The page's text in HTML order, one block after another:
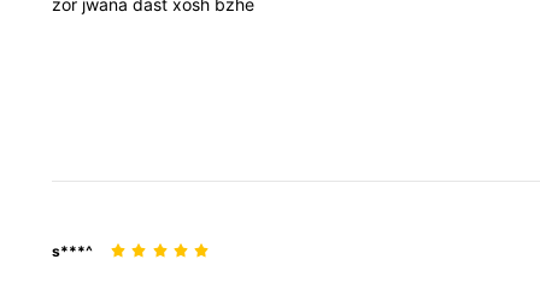
s***^